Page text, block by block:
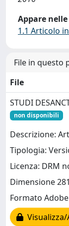
Appare
1.1 Articolo
File in questo
File
STUDI
non disponibili
Descrizione:
Tipologia:
Licenza: DRM
Dimensione
Formato Adobe